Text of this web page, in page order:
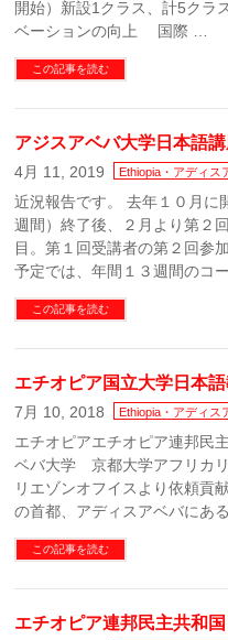
開始）新設1クラス、計5ク
ベーションの向上 国際 …
この記事を読む
アジスアベバ大学日本語
4月 11, 2019 Ethiopia・アディス
近況報告です。 去年１０月に
週間）終了後、２月より第２
目。第１回受講者の第２回参
予定では、年間１３週間のコ
この記事を読む
エチオピア国立大学日本
7月 10, 2018 Ethiopia・アディス
エチオピアエチオピア連邦
ベバ大学 京都大学アフリカ
リエゾンオフイスより依頼貢
の首都、アディスアベバにあ
この記事を読む
エチオピア連邦民主共和国